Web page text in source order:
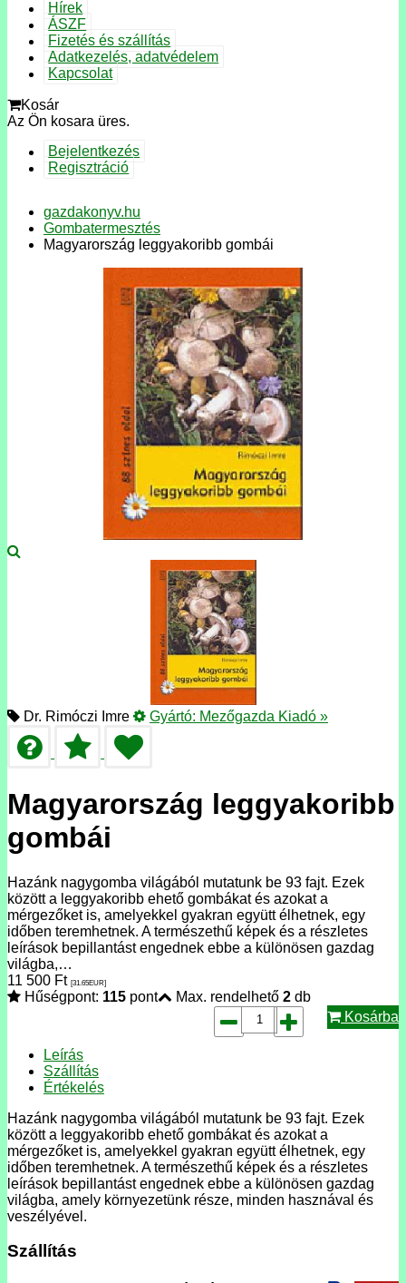
Hírek
ÁSZF
Fizetés és szállítás
Adatkezelés, adatvédelem
Kapcsolat
Kosár
Az Ön kosara üres.
Bejelentkezés
Regisztráció
gazdakonyv.hu
Gombatermesztés
Magyarország leggyakoribb gombái
Dr. Rimóczi Imre Gyártó: Mezőgazda Kiadó »
Magyarország leggyakoribb
gombái
Hazánk nagygomba világából mutatunk be 93 fajt. Ezek
között a leggyakoribb ehető gombákat és azokat a
mérgezőket is, amelyekkel gyakran együtt élhetnek, egy
időben teremhetnek. A természethű képek és a részletes
leírások bepillantást engednek ebbe a különösen gazdag
világba,…
11 500 Ft [31.65EUR]
Hűségpont: 115 pont Max. rendelhető 2 db
Kosárba
Leírás
Szállítás
Értékelés
Hazánk nagygomba világából mutatunk be 93 fajt. Ezek
között a leggyakoribb ehető gombákat és azokat a
mérgezőket is, amelyekkel gyakran együtt élhetnek, egy
időben teremhetnek. A természethű képek és a részletes
leírások bepillantást engednek ebbe a különösen gazdag
világba, amely környezetünk része, minden hasznával és
veszélyével.
Szállítás